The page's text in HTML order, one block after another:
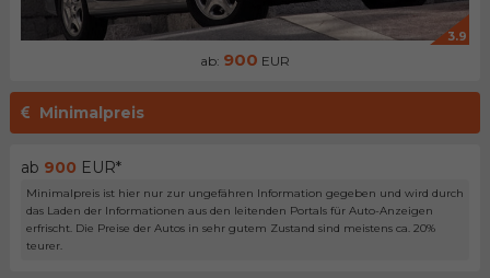
3.9
ab: 900 EUR
Minimalpreis
ab 900 EUR*
Minimalpreis ist hier nur zur ungefähren Information gegeben und wird durch
das Laden der Informationen aus den leitenden Portals für Auto-Anzeigen
erfrischt. Die Preise der Autos in sehr gutem Zustand sind meistens ca. 20%
teurer.